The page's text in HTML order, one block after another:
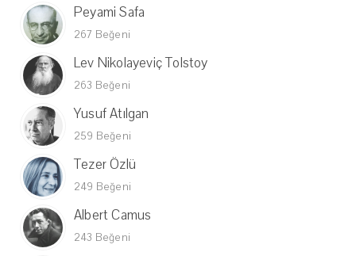
Peyami Safa
267 Beğeni
Lev Nikolayeviç Tolstoy
263 Beğeni
Yusuf Atılgan
259 Beğeni
Tezer Özlü
249 Beğeni
Albert Camus
243 Beğeni